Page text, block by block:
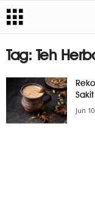
Tag: Teh
Jun